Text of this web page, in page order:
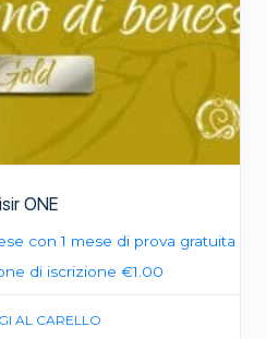
ONE
con 1 mese di prova gratuita
di iscrizione €1.00
AL CARELLO